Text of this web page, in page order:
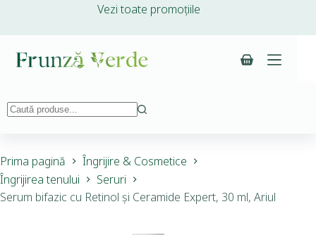
Vezi toate promoțiile
Prima pagină
Îngrijire & Cosmetice
Îngrijirea tenului
Seruri
Serum bifazic cu Retinol și Ceramide Expert, 30 ml, Ariul